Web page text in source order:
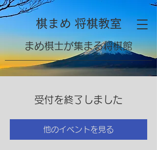
棋まめ 将棋教室
​まめ棋士が集まる将棋館
受付を終了しました
他のイベントを見る